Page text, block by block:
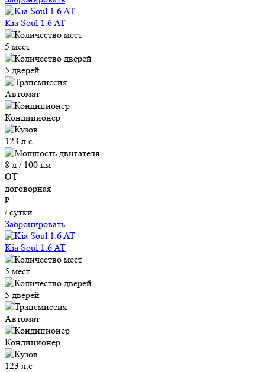
Kia Soul 1.6 AT
5 мест
5 дверей
Автомат
Кондиционер
123 л.с
8 л / 100 км
ОТ
договорная
₽
/ сутки
Забронировать
Kia Soul 1.6 AT
5 мест
5 дверей
Автомат
Кондиционер
123 л.с